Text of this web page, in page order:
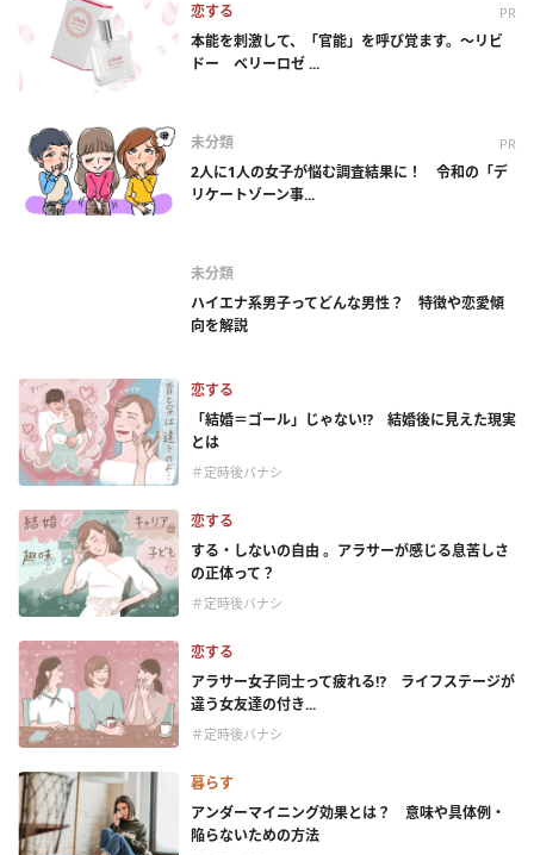
恋する PR
本能を刺激して、「官能」を呼び覚ます。～リビ
ドー ベリーロゼ ...
未分類 PR
2人に1人の女子が悩む調査結果に！ 令和の「デ
リケートゾーン事...
未分類
ハイエナ系男子ってどんな男性？ 特徴や恋愛傾
向を解説
恋する
「結婚＝ゴール」じゃない⁉ 結婚後に見えた現実
とは
＃定時後バナシ
恋する
する・しないの自由 。アラサーが感じる息苦しさ
の正体って？
＃定時後バナシ
恋する
アラサー女子同士って疲れる⁉ ライフステージが
違う女友達の付き...
＃定時後バナシ
暮らす
アンダーマイニング効果とは？ 意味や具体例・
陥らないための方法